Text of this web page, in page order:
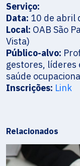
Serviço:
Data: 10 de abril
Local: OAB São
Vista)
Público-alvo:
gestores, líderes
saúde
Inscrições: Link
Relacionados